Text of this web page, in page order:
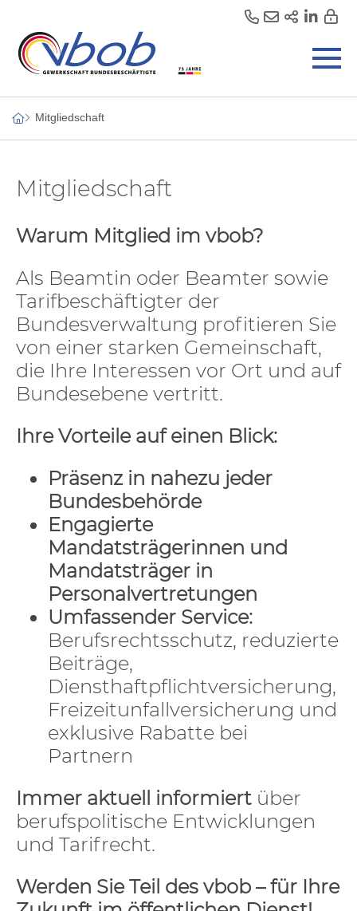
Mitgliedschaft
Mitgliedschaft
Warum Mitglied im vbob?
Als Beamtin oder Beamter sowie
Tarifbeschäftigter der
Bundesverwaltung profitieren Sie
von einer starken Gemeinschaft,
die Ihre Interessen vor Ort und auf
Bundesebene vertritt.
Ihre Vorteile auf einen Blick:
Präsenz in nahezu jeder
Bundesbehörde
Engagierte
Mandatsträgerinnen und
Mandatsträger in
Personalvertretungen
Umfassender Service:
Berufsrechtsschutz, reduzierte
Beiträge,
Diensthaftpflichtversicherung,
Freizeitunfallversicherung und
exklusive Rabatte bei
Partnern
Immer aktuell informiert über
berufspolitische Entwicklungen
und Tarifrecht.
Werden Sie Teil des vbob – für Ihre